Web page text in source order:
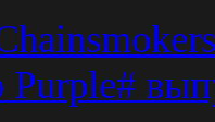
Purple#